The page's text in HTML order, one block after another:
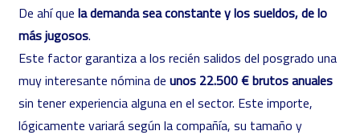
De ahí que la demanda sea constante y los sueldos, de lo
más jugosos.
Este factor garantiza a los recién salidos del posgrado una
muy interesante nómina de unos 22.500 € brutos anuales
sin tener experiencia alguna en el sector. Este importe,
lógicamente variará según la compañía, su tamaño y